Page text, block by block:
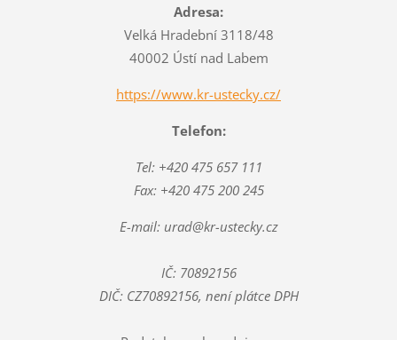
Adresa:
Velká Hradební 3118/48
40002 Ústí nad Labem
https://www.kr-ustecky.cz/
Telefon:
Tel: +420 475 657 111
Fax: +420 475 200 245
E-mail: urad@kr-ustecky.cz
IČ: 70892156
DIČ: CZ70892156, není plátce DPH